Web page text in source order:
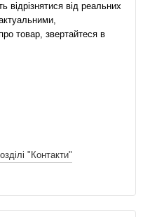
відрізнятися від реальних
товар, звертайтеся в
"Контакти"